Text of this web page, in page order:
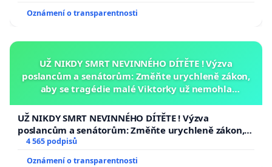
Oznámení o transparentnosti
UŽ NIKDY SMRT NEVINNÉHO DÍTĚTE ! Výzva
poslancům a senátorům: Změňte urychleně zákon,
aby se tragédie malé Viktorky už nemohla
UŽ NIKDY SMRT NEVINNÉHO DÍTĚTE ! Výzva
poslancům a senátorům: Změňte urychleně zákon,
aby se tragédie malé Viktorky už nemohla opakovat!
4 565 podpisů
Oznámení o transparentnosti